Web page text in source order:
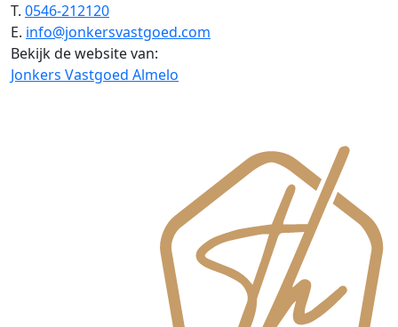
T. 0546-212120
E. info@jonkersvastgoed.com
Bekijk de website van:
Jonkers Vastgoed Almelo